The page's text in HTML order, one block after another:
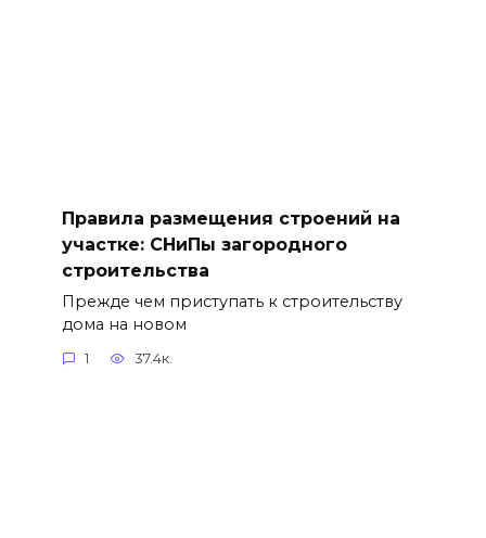
Правила размещения строений на
участке: СНиПы загородного
строительства
Прежде чем приступать к строительству
дома на новом
1 37.4к.